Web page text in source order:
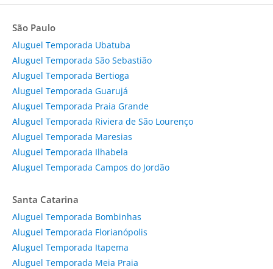
São Paulo
Aluguel Temporada Ubatuba
Aluguel Temporada São Sebastião
Aluguel Temporada Bertioga
Aluguel Temporada Guarujá
Aluguel Temporada Praia Grande
Aluguel Temporada Riviera de São Lourenço
Aluguel Temporada Maresias
Aluguel Temporada Ilhabela
Aluguel Temporada Campos do Jordão
Santa Catarina
Aluguel Temporada Bombinhas
Aluguel Temporada Florianópolis
Aluguel Temporada Itapema
Aluguel Temporada Meia Praia